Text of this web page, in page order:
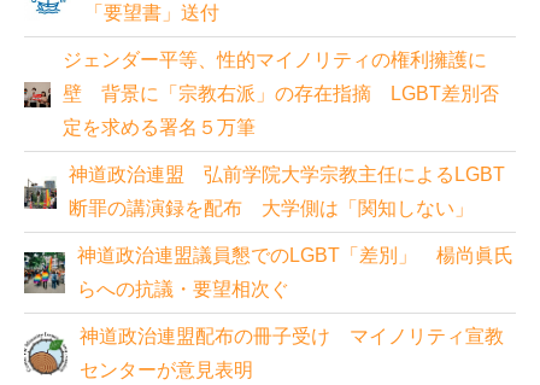
「要望書」送付
ジェンダー平等、性的マイノリティの権利擁護に
壁 背景に「宗教右派」の存在指摘 LGBT差別否
定を求める署名５万筆
神道政治連盟 弘前学院大学宗教主任によるLGBT
断罪の講演録を配布 大学側は「関知しない」
神道政治連盟議員懇でのLGBT「差別」 楊尚眞氏
らへの抗議・要望相次ぐ
神道政治連盟配布の冊子受け マイノリティ宣教
センターが意見表明